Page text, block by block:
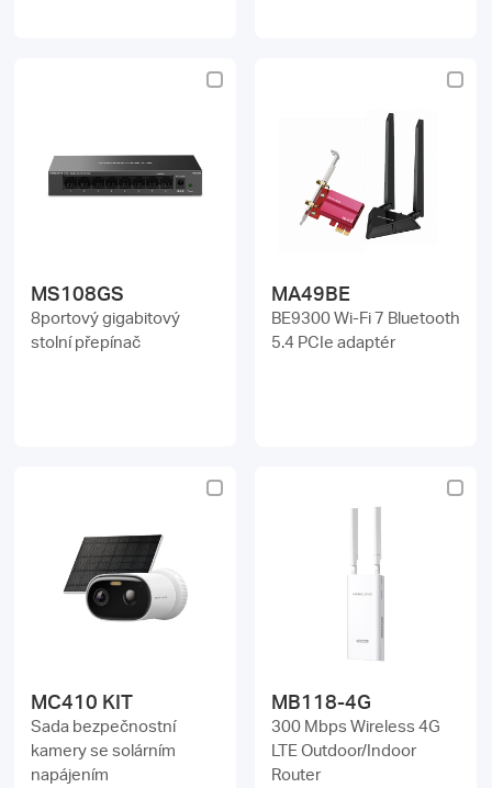
MS108GS
8portový gigabitový
stolní přepínač
MA49BE
BE9300 Wi-Fi 7 Bluetooth
5.4 PCIe adaptér
MC410 KIT
Sada bezpečnostní
kamery se solárním
napájením
MB118-4G
300 Mbps Wireless 4G
LTE Outdoor/Indoor
Router